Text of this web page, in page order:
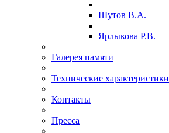
Шутов В.А.
Ярлыкова Р.В.
Галерея памяти
Технические характеристики
Контакты
Пресса